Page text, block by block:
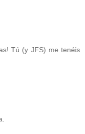
Tú (y JFS) me tenéis